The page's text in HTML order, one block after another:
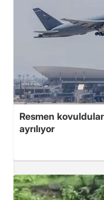
Resmen
ayrılıyor